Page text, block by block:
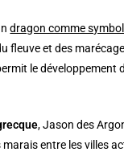
dragon comme
fleuve et des
le développement
, Jason des
entre les villes